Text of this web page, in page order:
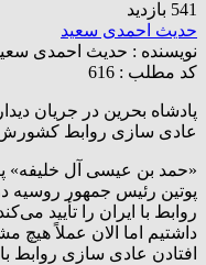
541 بازدید
حدیث احمدی سعید
نویسنده : حدیث احمدی
کد مطلب : 616
پادشاه بحرین در جریان
عادی سازی روابط کشورش
«حمد بن عیسی آل خلیفه»
پوتین رئیس جمهور روسیه
روابط با ایران را تأیید
داشتیم اما الان عملاً هیچ
افتادن عادی سازی روابط با